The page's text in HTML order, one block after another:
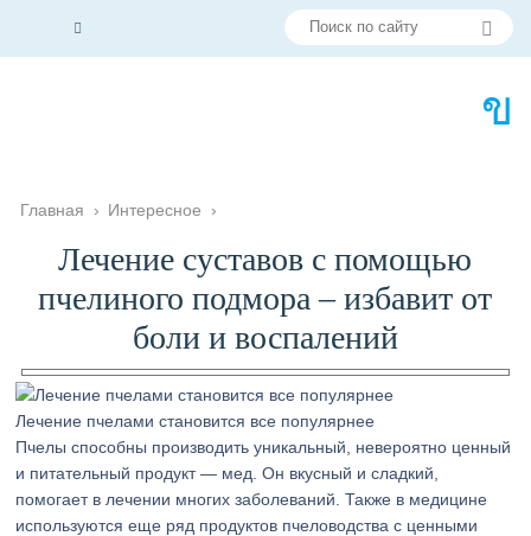
Главная › Интересное ›
Лечение суставов с помощью
пчелиного подмора – избавит от
боли и воспалений
Лечение пчелами становится все популярнее
Пчелы способны производить уникальный, невероятно ценный
и питательный продукт — мед. Он вкусный и сладкий,
помогает в лечении многих заболеваний. Также в медицине
используются еще ряд продуктов пчеловодства с ценными